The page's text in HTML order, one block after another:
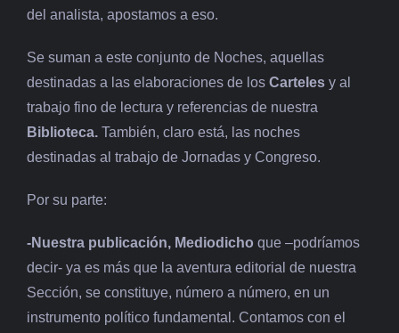
del analista, apostamos a eso.
Se suman a este conjunto de Noches, aquellas
destinadas a las elaboraciones de los Carteles y al
trabajo fino de lectura y referencias de nuestra
Biblioteca. También, claro está, las noches
destinadas al trabajo de Jornadas y Congreso.
Por su parte:
-Nuestra publicación, Mediodicho que –podríamos
decir- ya es más que la aventura editorial de nuestra
Sección, se constituye, número a número, en un
instrumento político fundamental. Contamos con el